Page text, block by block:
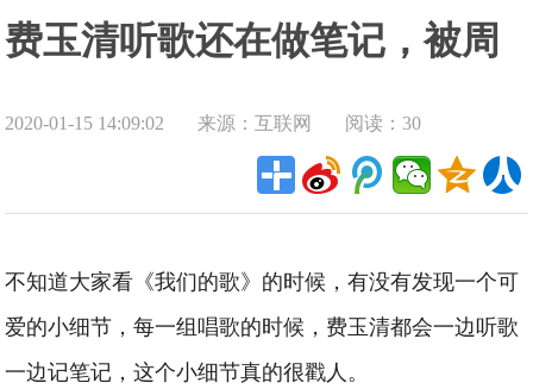
费玉清听歌还在做笔记，被周
华健吐槽像"播报股票行情"
2020-01-15 14:09:02 来源：互联网 阅读：30
不知道大家看《我们的歌》的时候，有没有发现一个可
爱的小细节，每一组唱歌的时候，费玉清都会一边听歌
一边记笔记，这个小细节真的很戳人。